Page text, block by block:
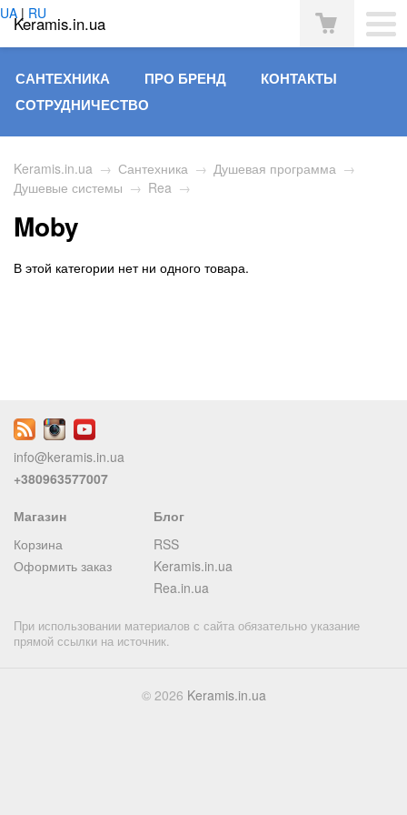
Keramis.in.ua
UA | RU
САНТЕХНИКА ПРО БРЕНД
КОНТАКТЫ
СОТРУДНИЧЕСТВО
Keramis.in.ua → Сантехника → Душевая программа →
Душевые системы → Rea →
Moby
В этой категории нет ни одного товара.
info@keramis.in.ua
+380963577007
Магазин
Корзина
Оформить заказ
Блог
RSS
Keramis.in.ua
Rea.in.ua
При использовании материалов с сайта обязательно указание
прямой ссылки на источник.
© 2026 Keramis.in.ua